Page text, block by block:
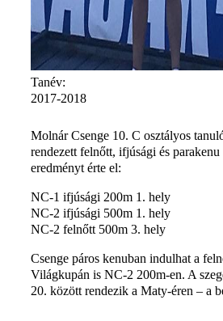
Tanév:
2017-2018
Molnár Csenge 10. C osztályos
rendezett felnőtt, ifjúsági és
eredményt érte el:
NC-1 ifjúsági 200m 1. hely
NC-2 ifjúsági 500m 1. hely
NC-2 felnőtt 500m 3. hely
Csenge páros kenuban indulhat a
Világkupán is NC-2 200m-en. A
20. között rendezik a Maty-éren – a